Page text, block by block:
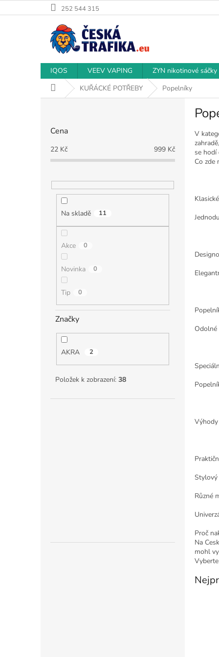
na
252 544 315
IQOS VEEV VAPING ZYN nikotinové sáčky
Domů KUŘÁCKÉ POTŘEBY Popelníky
Cena
22 Kč 999 Kč
Na skladě 11
Akce 0
Novinka 0
Tip 0
Značky
AKRA 2
Položek k zobrazení: 38
V
se hodí
Co zde
Stylový
Různé
Proč
Na
mohl